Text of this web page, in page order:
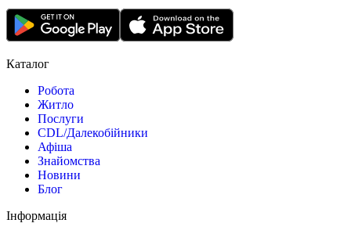
Каталог
Робота
Житло
Послуги
CDL/Далекобійники
Афіша
Знайомства
Новини
Блог
Інформація